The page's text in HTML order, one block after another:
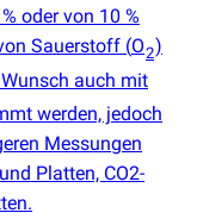
oder von 10 %
Sauerstoff (O2)
auch mit
werden, jedoch
Messungen
Platten, CO2-